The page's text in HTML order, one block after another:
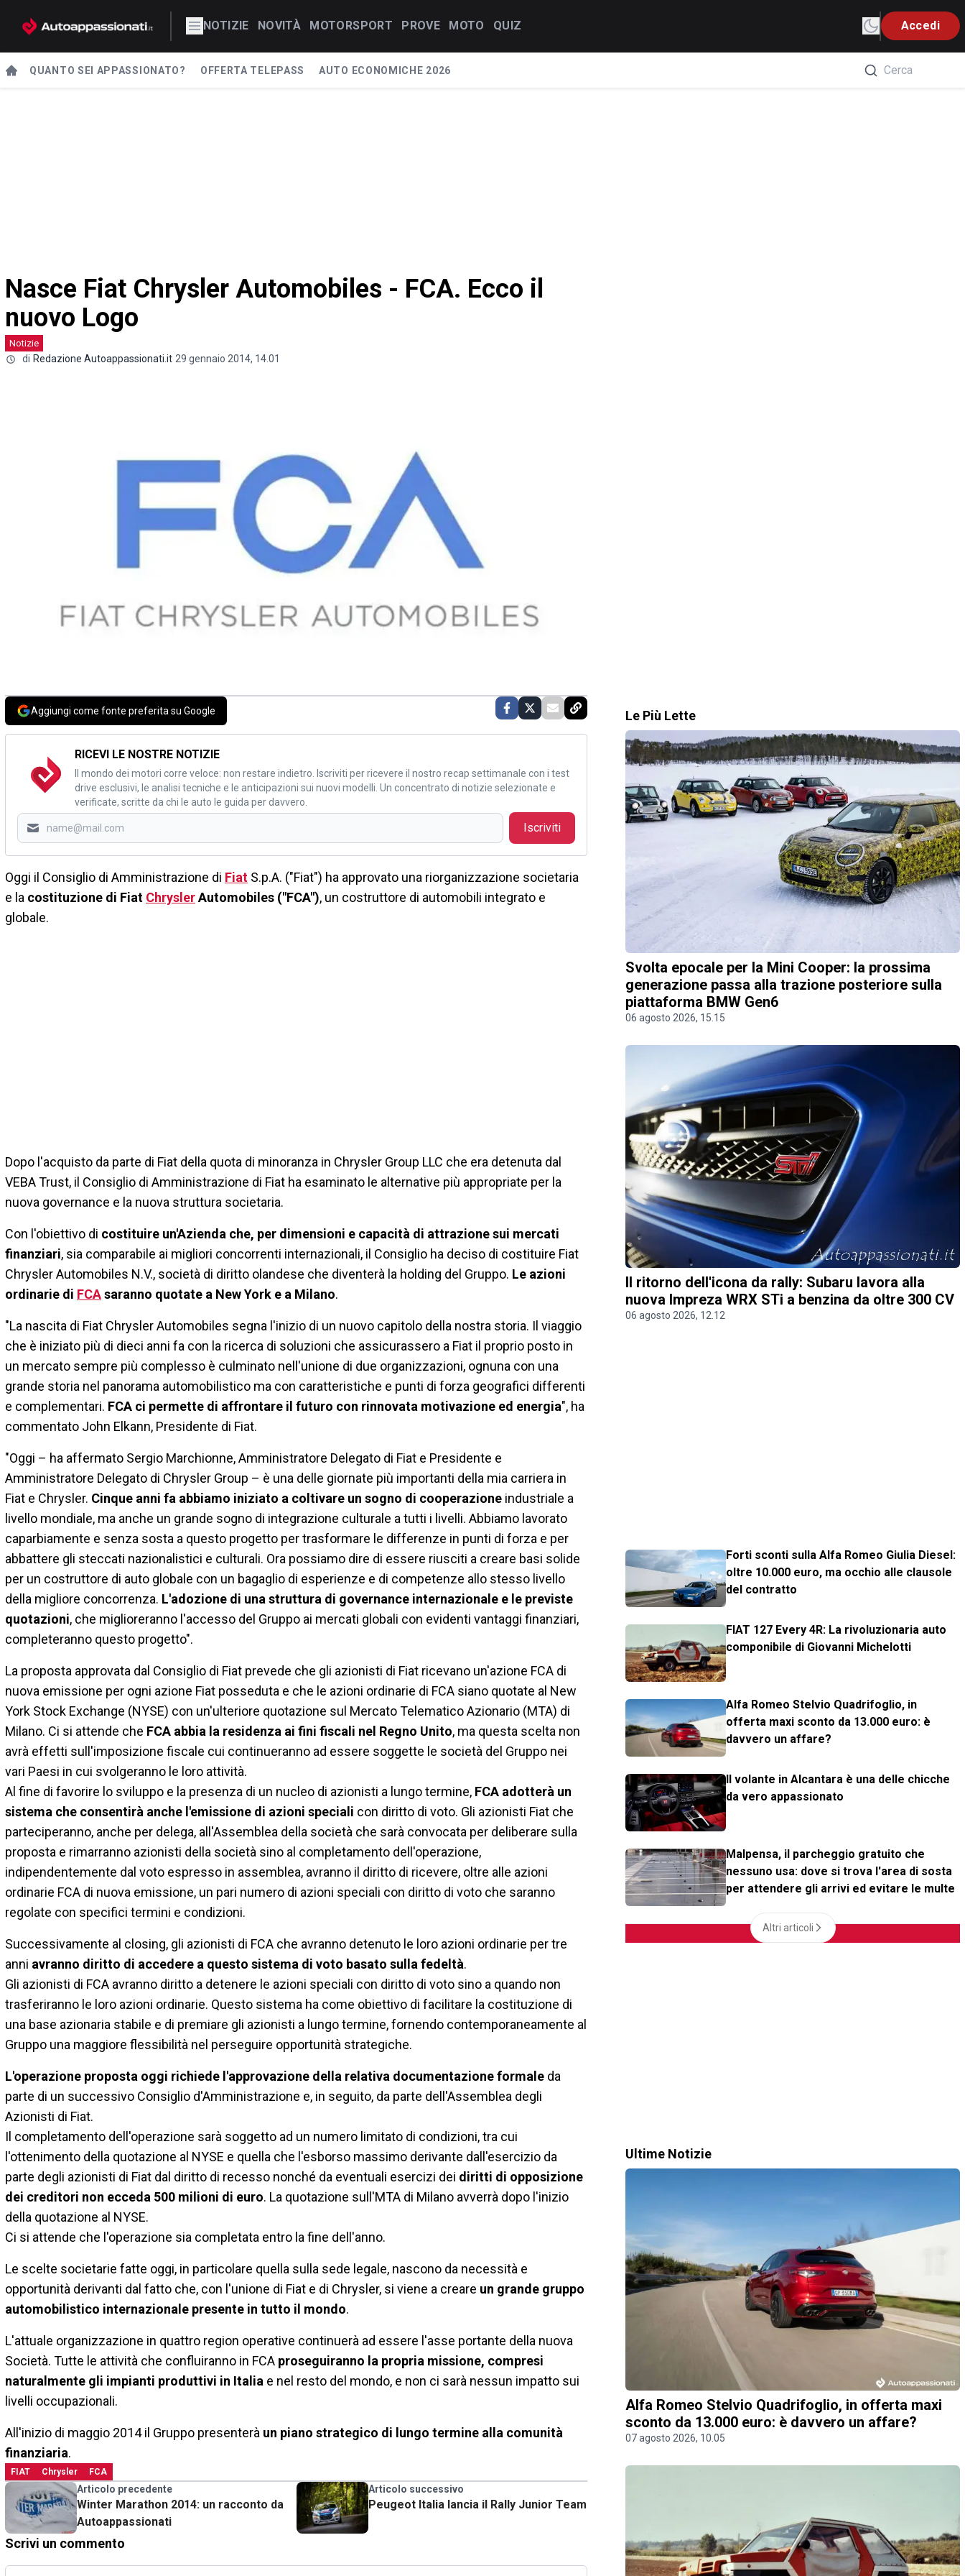
NOTIZIE NOVITÀ MOTORSPORT PROVE MOTO QUIZ Accedi
QUANTO SEI APPASSIONATO? OFFERTA TELEPASS AUTO ECONOMICHE 2026
Nasce Fiat Chrysler Automobiles - FCA. Ecco il
nuovo Logo
Notizie
di Redazione Autoappassionati.it 29 gennaio 2014, 14.01
Aggiungi come fonte preferita su Google
RICEVI LE NOSTRE NOTIZIE
Il mondo dei motori corre veloce: non restare indietro. Iscriviti per ricevere il nostro recap settimanale con i test
drive esclusivi, le analisi tecniche e le anticipazioni sui nuovi modelli. Un concentrato di notizie selezionate e
verificate, scritte da chi le auto le guida per davvero.
Iscriviti
Oggi il Consiglio di Amministrazione di Fiat S.p.A. ("Fiat") ha approvato una riorganizzazione societaria
e la costituzione di Fiat ChryslerAutomobiles ("FCA"), un costruttore di automobili integrato e
globale.
Dopo l'acquisto da parte di Fiat della quota di minoranza in Chrysler Group LLC che era detenuta dal
VEBA Trust, il Consiglio di Amministrazione di Fiat ha esaminato le alternative più appropriate per la
nuova governance e la nuova struttura societaria.
Con l'obiettivo di costituire un'Azienda che, per dimensioni e capacità di attrazione sui mercati
finanziari, sia comparabile ai migliori concorrenti internazionali, il Consiglio ha deciso di costituire Fiat
Chrysler Automobiles N.V., società di diritto olandese che diventerà la holding del Gruppo. Le azioni
ordinarie di FCAsaranno quotate a New York e a Milano.
"La nascita di Fiat Chrysler Automobiles segna l'inizio di un nuovo capitolo della nostra storia. Il viaggio
che è iniziato più di dieci anni fa con la ricerca di soluzioni che assicurassero a Fiat il proprio posto in
un mercato sempre più complesso è culminato nell'unione di due organizzazioni, ognuna con una
grande storia nel panorama automobilistico ma con caratteristiche e punti di forza geografici differenti
e complementari. FCA ci permette di affrontare il futuro con rinnovata motivazione ed energia", ha
commentato John Elkann, Presidente di Fiat.
"Oggi – ha affermato Sergio Marchionne, Amministratore Delegato di Fiat e Presidente e
Amministratore Delegato di Chrysler Group – è una delle giornate più importanti della mia carriera in
Fiat e Chrysler. Cinque anni fa abbiamo iniziato a coltivare un sogno di cooperazione industriale a
livello mondiale, ma anche un grande sogno di integrazione culturale a tutti i livelli. Abbiamo lavorato
caparbiamente e senza sosta a questo progetto per trasformare le differenze in punti di forza e per
abbattere gli steccati nazionalistici e culturali. Ora possiamo dire di essere riusciti a creare basi solide
per un costruttore di auto globale con un bagaglio di esperienze e di competenze allo stesso livello
della migliore concorrenza. L'adozione di una struttura di governance internazionale e le previste
quotazioni, che miglioreranno l'accesso del Gruppo ai mercati globali con evidenti vantaggi finanziari,
completeranno questo progetto".
La proposta approvata dal Consiglio di Fiat prevede che gli azionisti di Fiat ricevano un'azione FCA di
nuova emissione per ogni azione Fiat posseduta e che le azioni ordinarie di FCA siano quotate al New
York Stock Exchange (NYSE) con un'ulteriore quotazione sul Mercato Telematico Azionario (MTA) di
Milano. Ci si attende che FCA abbia la residenza ai fini fiscali nel Regno Unito, ma questa scelta non
avrà effetti sull'imposizione fiscale cui continueranno ad essere soggette le società del Gruppo nei
vari Paesi in cui svolgeranno le loro attività.
Al fine di favorire lo sviluppo e la presenza di un nucleo di azionisti a lungo termine, FCA adotterà un
sistema che consentirà anche l'emissione di azioni speciali con diritto di voto. Gli azionisti Fiat che
parteciperanno, anche per delega, all'Assemblea della società che sarà convocata per deliberare sulla
proposta e rimarranno azionisti della società sino al completamento dell'operazione,
indipendentemente dal voto espresso in assemblea, avranno il diritto di ricevere, oltre alle azioni
ordinarie FCA di nuova emissione, un pari numero di azioni speciali con diritto di voto che saranno
regolate con specifici termini e condizioni.
Successivamente al closing, gli azionisti di FCA che avranno detenuto le loro azioni ordinarie per tre
anni avranno diritto di accedere a questo sistema di voto basato sulla fedeltà.
Gli azionisti di FCA avranno diritto a detenere le azioni speciali con diritto di voto sino a quando non
trasferiranno le loro azioni ordinarie. Questo sistema ha come obiettivo di facilitare la costituzione di
una base azionaria stabile e di premiare gli azionisti a lungo termine, fornendo contemporaneamente al
Gruppo una maggiore flessibilità nel perseguire opportunità strategiche.
L'operazione proposta oggi richiede l'approvazione della relativa documentazione formale da
parte di un successivo Consiglio d'Amministrazione e, in seguito, da parte dell'Assemblea degli
Azionisti di Fiat.
Il completamento dell'operazione sarà soggetto ad un numero limitato di condizioni, tra cui
l'ottenimento della quotazione al NYSE e quella che l'esborso massimo derivante dall'esercizio da
parte degli azionisti di Fiat dal diritto di recesso nonché da eventuali esercizi dei diritti di opposizione
dei creditori non ecceda 500 milioni di euro. La quotazione sull'MTA di Milano avverrà dopo l'inizio
della quotazione al NYSE.
Ci si attende che l'operazione sia completata entro la fine dell'anno.
Le scelte societarie fatte oggi, in particolare quella sulla sede legale, nascono da necessità e
opportunità derivanti dal fatto che, con l'unione di Fiat e di Chrysler, si viene a creare un grande gruppo
automobilistico internazionale presente in tutto il mondo.
L'attuale organizzazione in quattro region operative continuerà ad essere l'asse portante della nuova
Società. Tutte le attività che confluiranno in FCA proseguiranno la propria missione, compresi
naturalmente gli impianti produttivi in Italia e nel resto del mondo, e non ci sarà nessun impatto sui
livelli occupazionali.
All'inizio di maggio 2014 il Gruppo presenterà un piano strategico di lungo termine alla comunità
finanziaria.
FIAT Chrysler FCA
Articolo precedente
Winter Marathon 2014: un racconto da
Autoappassionati
Articolo successivo
Peugeot Italia lancia il Rally Junior Team
Scrivi un commento
Le Più Lette
Svolta epocale per la Mini Cooper: la prossima
generazione passa alla trazione posteriore sulla
piattaforma BMW Gen6
06 agosto 2026, 15.15
Il ritorno dell'icona da rally: Subaru lavora alla
nuova Impreza WRX STi a benzina da oltre 300 CV
06 agosto 2026, 12.12
Forti sconti sulla Alfa Romeo Giulia Diesel:
oltre 10.000 euro, ma occhio alle clausole
del contratto
FIAT 127 Every 4R: La rivoluzionaria auto
componibile di Giovanni Michelotti
Alfa Romeo Stelvio Quadrifoglio, in
offerta maxi sconto da 13.000 euro: è
davvero un affare?
Il volante in Alcantara è una delle chicche
da vero appassionato
Malpensa, il parcheggio gratuito che
nessuno usa: dove si trova l'area di sosta
per attendere gli arrivi ed evitare le multe
Altri articoli
Ultime Notizie
Alfa Romeo Stelvio Quadrifoglio, in offerta maxi
sconto da 13.000 euro: è davvero un affare?
07 agosto 2026, 10.05